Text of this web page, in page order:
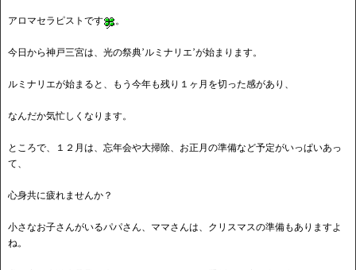
アロマセラピストです 。
今日から神戸三宮は、光の祭典’ルミナリエ’が始まります。
ルミナリエが始まると、もう今年も残り１ヶ月を切った感があり、
なんだか気忙しくなります。
ところで、１２月は、忘年会や大掃除、お正月の準備など予定がいっぱいあっ
て、
心身共に疲れませんか？
小さなお子さんがいるパパさん、ママさんは、クリスマスの準備もありますよ
ね。